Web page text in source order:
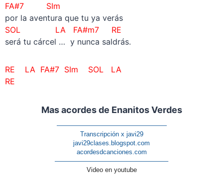
FA#7 SIm
por la aventura que tu ya verás
SOL LA FA#m7 RE
será tu cárcel … y nunca saldrás.
RE LA FA#7 SIm SOL LA
RE
Mas acordes de Enanitos Verdes
—————————————————
Transcripción x javi29
javi29clases.blogspot.com
acordesdcanciones.com
—————————————————–
Video en youtube